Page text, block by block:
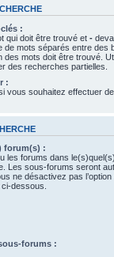
:
qui doit être trouvé et -
de mots séparés entre des
des mots doit être trouvé.
des recherches partielles.
:
vous souhaitez effectuer
forum(s) :
les forums dans
Les sous-forums seront
ne désactivez pas
dessous.
forums :